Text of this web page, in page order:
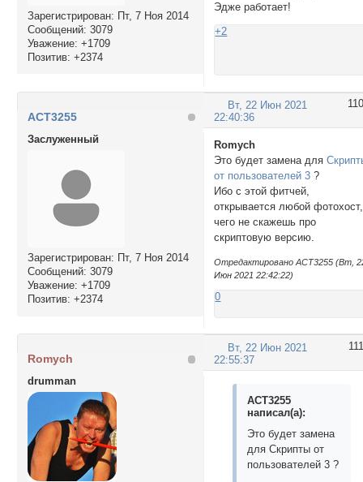
Зарегистрирован: Пт, 7 Ноя 2014
Сообщений: 3079
Уважение: +1709
Позитив: +2374
Эдже работает!
+2
110
Вт, 22 Июн 2021
22:40:36
ACT3255
Заслуженный
Зарегистрирован: Пт, 7 Ноя 2014
Сообщений: 3079
Уважение: +1709
Позитив: +2374
Romych
Это будет замена для
от пользователей 3 ?
Ибо с этой фитчей,
открывается любой фотохост,
чего не скажешь про
скриптовую версию.
Отредактировано ACT3255 (Вт,
Июн 2021 22:42:22)
0
111
Вт, 22 Июн 2021
22:55:37
Romych
drumman
ACT3255
написал(а):
Это будет замена
для Скрипты от
пользователей 3 ?